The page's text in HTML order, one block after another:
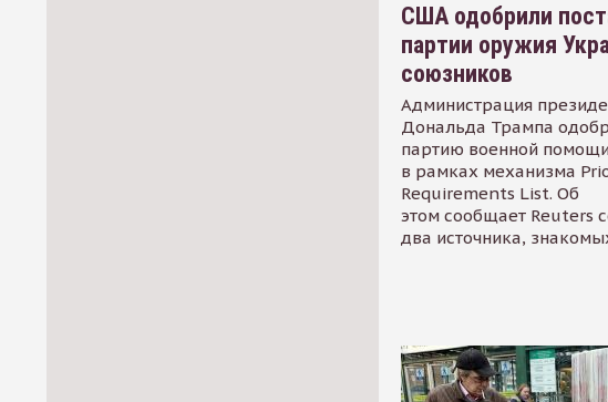
США одобрили
партии оружия
союзников
Администрация
Дональда Трампа
партию военной
в рамках механизма
Requirements List. Об
этом сообщает Reuters
два источника,